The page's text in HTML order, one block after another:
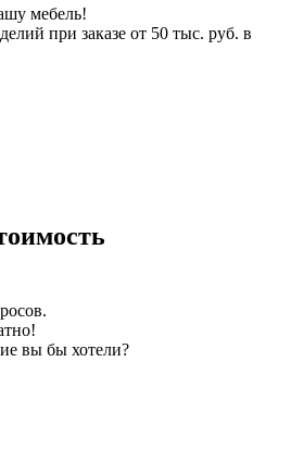
мебель!
при заказе от 50 тыс. руб. в
вы бы хотели?